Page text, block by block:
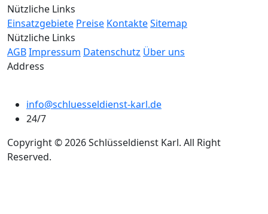
Nützliche Links
Einsatzgebiete Preise KontakteSitemap
Nützliche Links
AGBImpressum Datenschutz Über uns
Address
info@schluesseldienst-karl.de
24/7
Copyright © 2026 Schlüsseldienst Karl. All Right
Reserved.